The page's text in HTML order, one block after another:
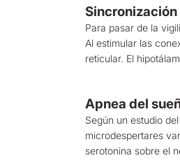
Para pasar de la
Al estimular las
reticular. El
Apnea del
Según un estudio
microdespertares
serotonina sobre el